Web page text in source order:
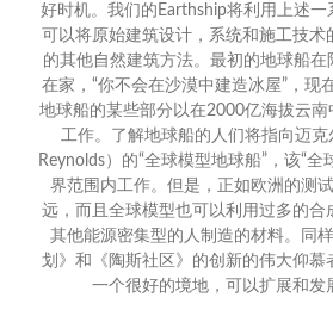
好时机。我们的Earthship将利用上述一
可以将原始建筑设计，系统和施工技术
的其他自然建筑方法。最初的地球船在
在家，“你不会在沙漠中建造冰屋”，现
地球船的某些部分以在2000亿海拔云
工作。了解地球船的人们将指向迈克
Reynolds）的“全球模型地球船”，该“
界范围内工作。但是，正如欧洲的测
远，而且全球模型也可以利用过多的合
其他能源密集型的人制造的材料。同
划》和《陶斯社区》的创新的伟大仰慕
一个很好的境地，可以扩展和发